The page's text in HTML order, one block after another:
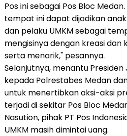
Pos ini sebagai Pos Bloc
tempat ini dapat dijadikan
dan pelaku UMKM sebagai
mengisinya dengan kreasi dan
serta menarik," pesannya.
Selanjutnya, menantu
kepada Polrestabes Medan
untuk menertibkan aksi-aksi
terjadi di sekitar Pos Bloc
Nasution, pihak PT Pos
UMKM masih dimintai uang.